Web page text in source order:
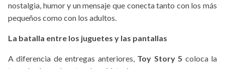
nostalgia, humor y un mensaje que conecta tanto con los más
pequeños como con los adultos.
La batalla entre los juguetes y las pantallas
A diferencia de entregas anteriores, Toy Story 5 coloca la